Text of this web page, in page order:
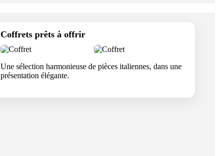
Coffrets prêts à offrir
Une sélection harmonieuse de pièces italiennes, dans une
présentation élégante.